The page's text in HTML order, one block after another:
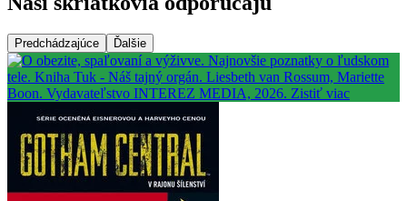
Predchádzajúce Ďalšie